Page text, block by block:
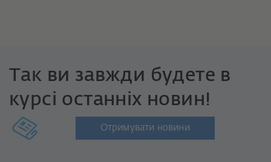
Так ви завжди будете в
курсі останніх новин!
Отримувати новини